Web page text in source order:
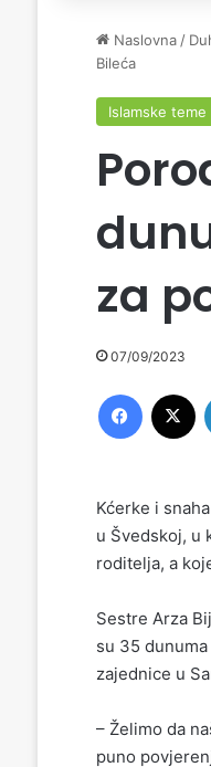
Naslovna /
Bileća
Islamske teme
za
07/09/2023
Kćerke i
u Švedskoj, u
roditelja, a
Sestre Arza
su 35
zajednice u
– Želimo da
puno